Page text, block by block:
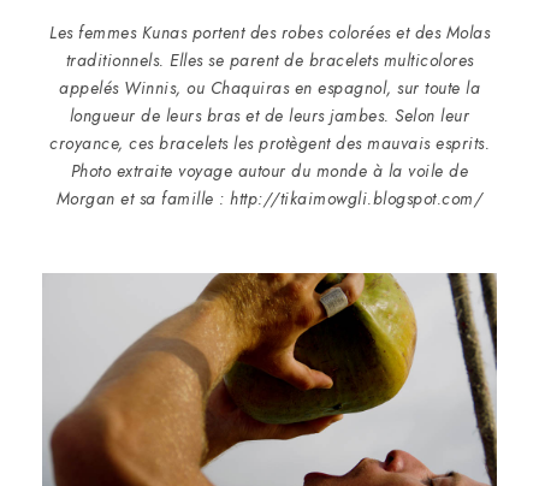
Les femmes Kunas portent des robes colorées et des Molas
traditionnels. Elles se parent de bracelets multicolores
appelés Winnis, ou Chaquiras en espagnol, sur toute la
longueur de leurs bras et de leurs jambes. Selon leur
croyance, ces bracelets les protègent des mauvais esprits.
Photo extraite voyage autour du monde à la voile de
Morgan et sa famille : http://tikaimowgli.blogspot.com/